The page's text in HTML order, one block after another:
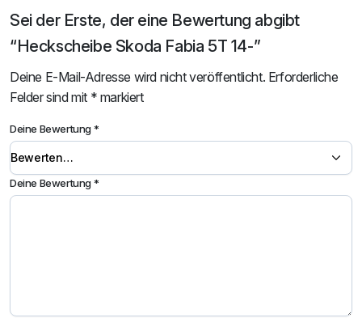
Sei der Erste, der eine Bewertung abgibt
“Heckscheibe Skoda Fabia 5T 14-”
Deine E-Mail-Adresse wird nicht veröffentlicht. Erforderliche
Felder sind mit * markiert
Deine Bewertung*
Deine Bewertung*